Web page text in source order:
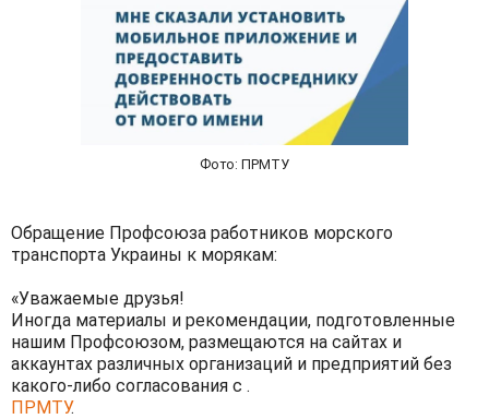
Фото: ПРМТУ
Обращение Профсоюза работников морского
транспорта Украины к морякам:
«Уважаемые друзья!
Иногда материалы и рекомендации, подготовленные
нашим Профсоюзом, размещаются на сайтах и
аккаунтах различных организаций и предприятий без
какого-либо согласования с .
ПРМТУ.